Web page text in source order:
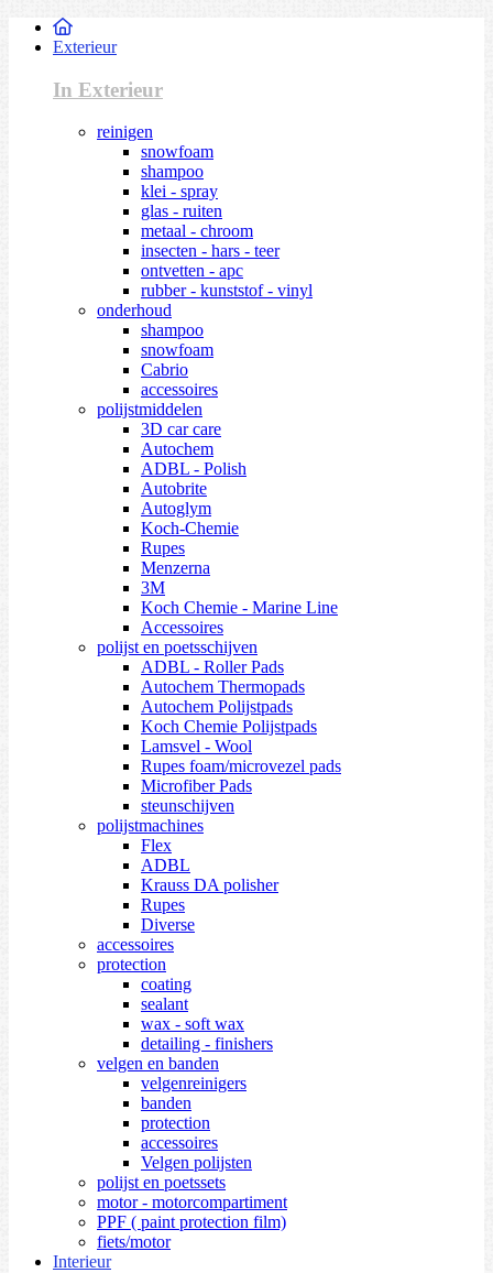
Exterieur
In Exterieur
reinigen
snowfoam
shampoo
klei - spray
glas - ruiten
metaal - chroom
insecten - hars - teer
ontvetten - apc
rubber - kunststof - vinyl
onderhoud
shampoo
snowfoam
Cabrio
accessoires
polijstmiddelen
3D car care
Autochem
ADBL - Polish
Autobrite
Autoglym
Koch-Chemie
Rupes
Menzerna
3M
Koch Chemie - Marine Line
Accessoires
polijst en poetsschijven
ADBL - Roller Pads
Autochem Thermopads
Autochem Polijstpads
Koch Chemie Polijstpads
Lamsvel - Wool
Rupes foam/microvezel pads
Microfiber Pads
steunschijven
polijstmachines
Flex
ADBL
Krauss DA polisher
Rupes
Diverse
accessoires
protection
coating
sealant
wax - soft wax
detailing - finishers
velgen en banden
velgenreinigers
banden
protection
accessoires
Velgen polijsten
polijst en poetssets
motor - motorcompartiment
PPF ( paint protection film)
fiets/motor
Interieur